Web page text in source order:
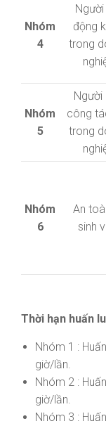
Nhóm
4
động
trong
Nhóm
5
Người
công
trong
Nhóm
6
An
sinh
Thời hạn huấn
Nhóm 1 :
giờ/lần.
Nhóm 2 :
giờ/lần.
Nhóm 3 :